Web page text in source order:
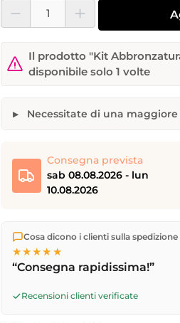
Quantità del prodotto: inserisci la
Il prodotto "Kit
disponibile solo 1 volte
Necessitate di una
Quantità desiderata
Consegna prevista
sab 08.08.2026 - lun
10.08.2026
Spediamo direttamente dal
Consegna gratuita
a partire da
17 (lun–ven) spediti in giornata –
successivotramite Posta
Cosa dicono i clienti sulla spedizione
★★★★★
“Consegna rapidissima!”
Recensioni clienti verificate